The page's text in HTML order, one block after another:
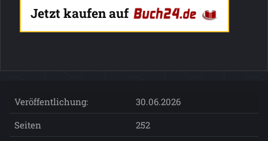
Jetzt kaufen auf
Veröffentlichung:
30.06.2026
Seiten
252